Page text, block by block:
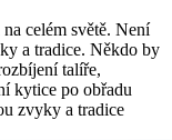
celém světě. Není
a tradice. Někdo by
talíře,
kytice po obřadu
zvyky a tradice